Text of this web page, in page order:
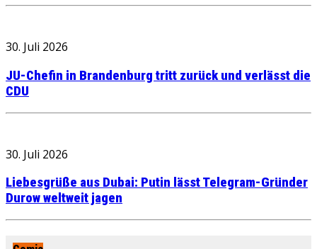
30. Juli 2026
JU-Chefin in Brandenburg tritt zurück und verlässt die
CDU
30. Juli 2026
Liebesgrüße aus Dubai: Putin lässt Telegram-Gründer
Durow weltweit jagen